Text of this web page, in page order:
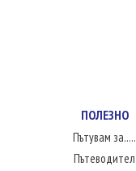
ПОЛЕЗНО
Пътувам за.....
Пътеводител